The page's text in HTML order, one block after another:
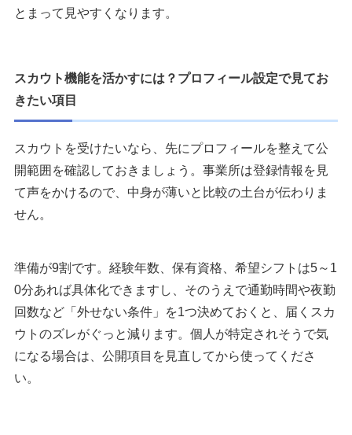
とまって見やすくなります。
スカウト機能を活かすには？プロフィール設定で見てお
きたい項目
スカウトを受けたいなら、先にプロフィールを整えて公
開範囲を確認しておきましょう。事業所は登録情報を見
て声をかけるので、中身が薄いと比較の土台が伝わりま
せん。
準備が9割です。経験年数、保有資格、希望シフトは5～1
0分あれば具体化できますし、そのうえで通勤時間や夜勤
回数など「外せない条件」を1つ決めておくと、届くスカ
ウトのズレがぐっと減ります。個人が特定されそうで気
になる場合は、公開項目を見直してから使ってくださ
い。